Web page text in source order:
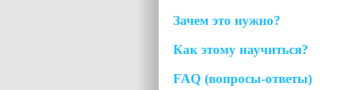
Зачем это нужно?
Как этому научиться?
FAQ (вопросы-ответы)